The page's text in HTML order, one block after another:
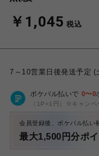
￥1,045 税込
7～10営業日後発送予定 (
ポケパル払いで 0〜0
（1P=1円）※キャンペ
会員登録後、ポケパル払い
最大1,500円分ポ